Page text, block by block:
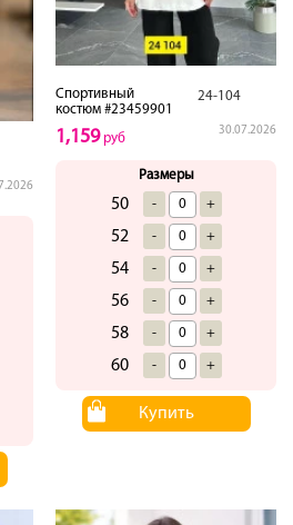
Спортивный
костюм #23459901
24-104
30.07.2026
1,159руб
Размеры
50 - +
52 - +
54 - +
56 - +
58 - +
60 - +
Купить